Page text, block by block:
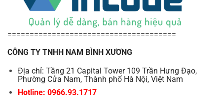
======================================
CÔNG TY TNHH NAM BÌNH XƯƠNG
Địa chỉ: Tầng 21 Capital Tower 109 Trần Hưng Đạo,
Phường Cửa Nam, Thành phố Hà Nội, Việt Nam
Hotline: 0966.93.1717